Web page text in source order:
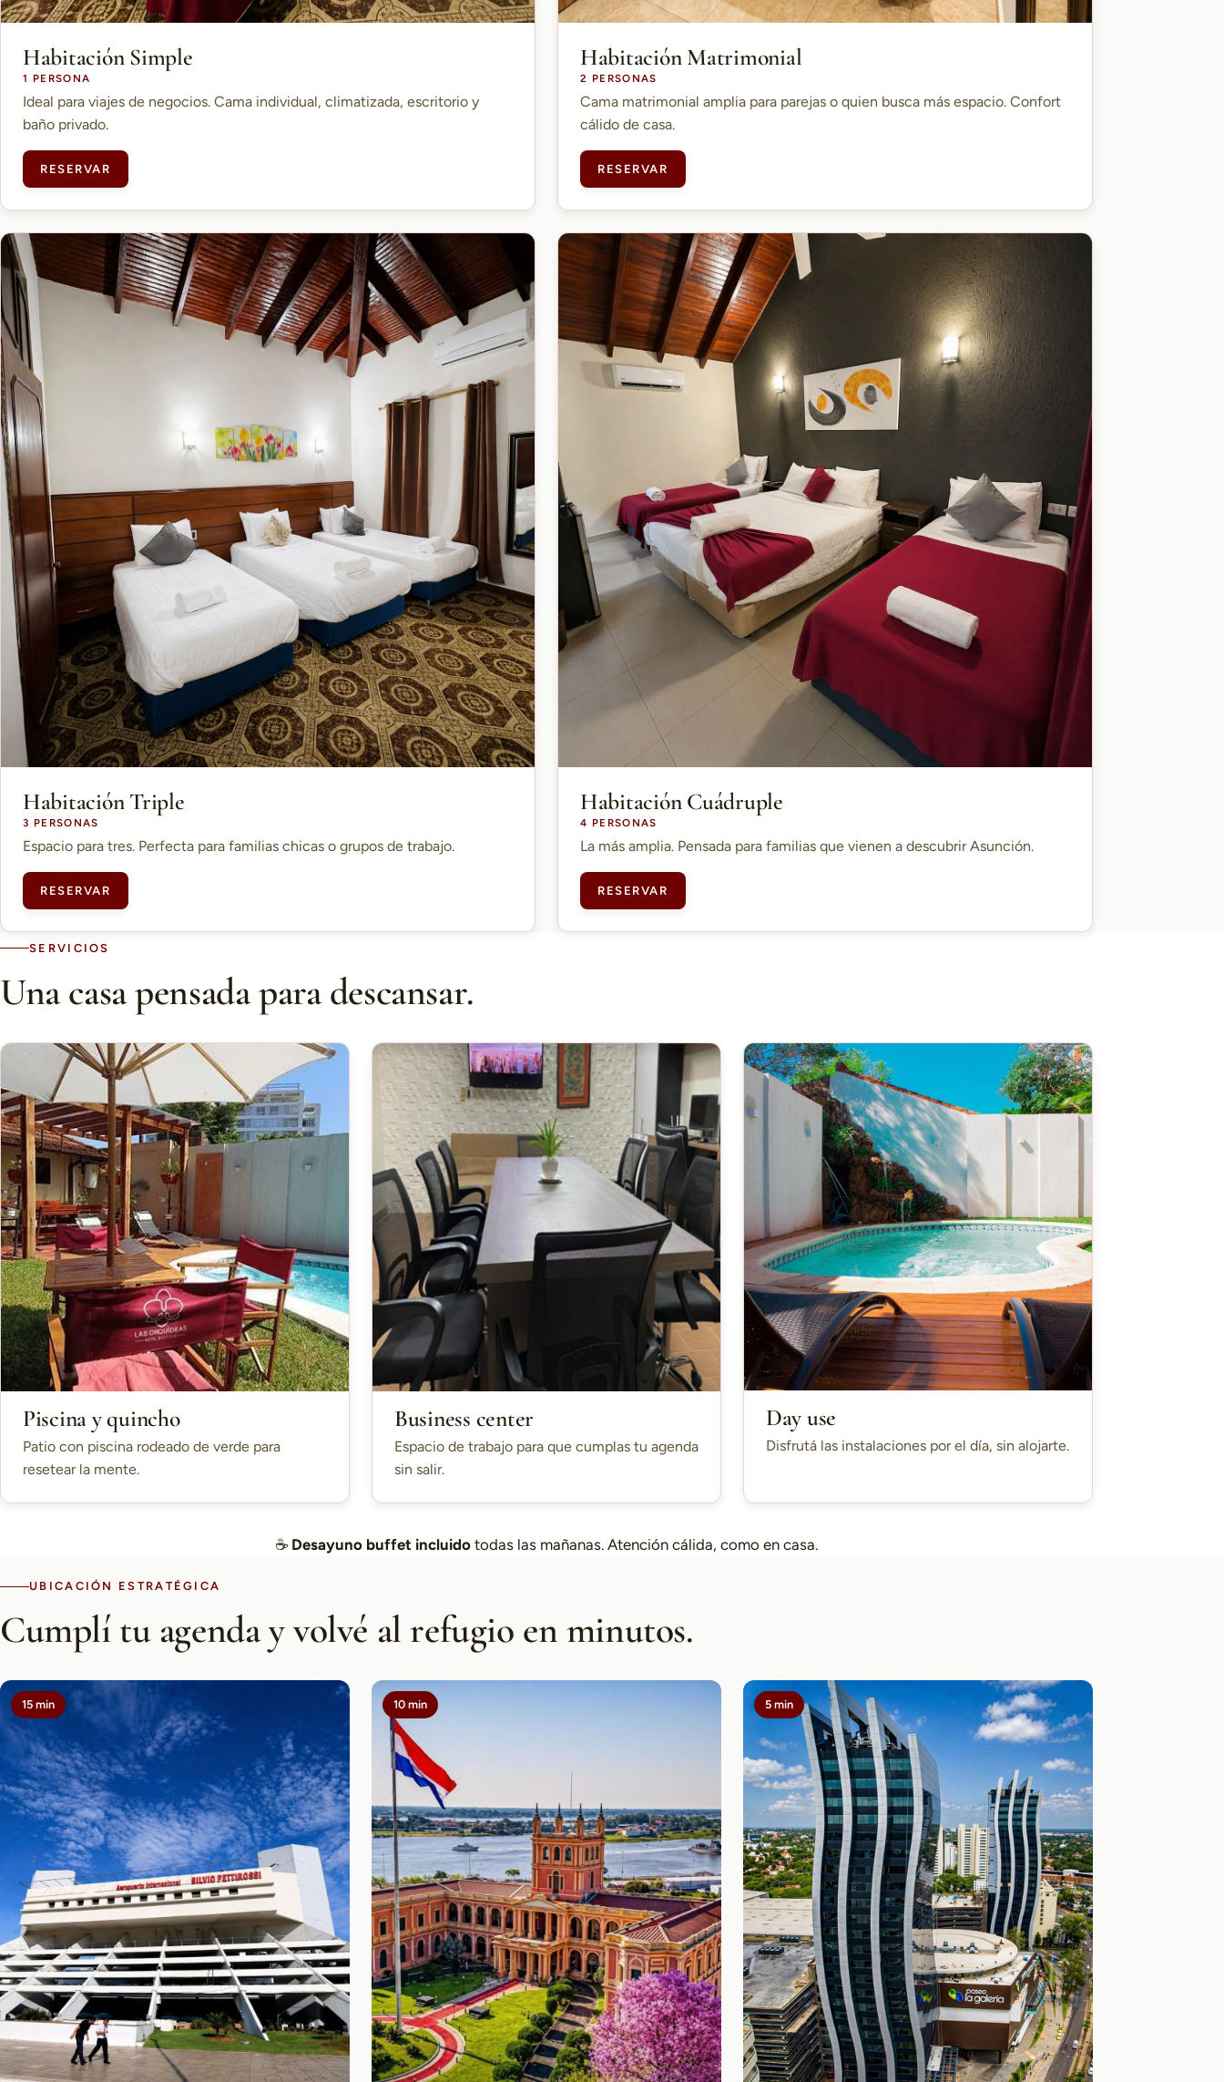
Habitación Simple
1 PERSONA
Ideal para viajes de negocios. Cama individual, climatizada, escritorio y
baño privado.
RESERVAR
Habitación Matrimonial
2 PERSONAS
Cama matrimonial amplia para parejas o quien busca más espacio. Confort
cálido de casa.
RESERVAR
Habitación Triple
3 PERSONAS
Espacio para tres. Perfecta para familias chicas o grupos de trabajo.
RESERVAR
Habitación Cuádruple
4 PERSONAS
La más amplia. Pensada para familias que vienen a descubrir Asunción.
RESERVAR
SERVICIOS
Una casa pensada para descansar.
Piscina y quincho
Patio con piscina rodeado de verde para
resetear la mente.
Business center
Espacio de trabajo para que cumplas tu agenda
sin salir.
Day use
Disfrutá las instalaciones por el día, sin alojarte.
☕ Desayuno buffet incluido todas las mañanas. Atención cálida, como en casa.
UBICACIÓN ESTRATÉGICA
Cumplí tu agenda y volvé al refugio en minutos.
15 min 10 min 5 min